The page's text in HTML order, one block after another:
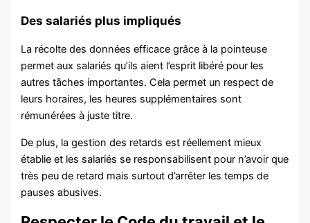
Des salariés plus impliqués
La récolte des données efficace grâce à la pointeuse
permet aux salariés qu’ils aient l’esprit libéré pour les
autres tâches importantes. Cela permet un respect de
leurs horaires, les heures supplémentaires sont
rémunérées à juste titre.
De plus, la gestion des retards est réellement mieux
établie et les salariés se responsabilisent pour n’avoir que
très peu de retard mais surtout d’arrêter les temps de
pauses abusives.